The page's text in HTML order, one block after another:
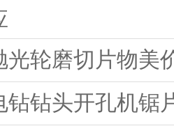
光轮磨切片物美
钻钻头开孔机锯